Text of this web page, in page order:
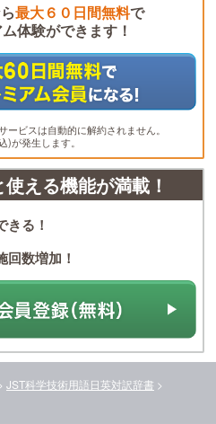
最大６０日間無料で
体験ができます！
ビスは自動的に解約されません。
が発生します。
える機能が満載！
きる！
回数増加！
JST科学技術用語日英対訳辞書 >